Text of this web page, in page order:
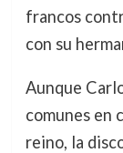
francos
con su
Aunque
comunes en
reino, la